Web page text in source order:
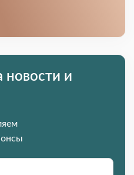
новости и